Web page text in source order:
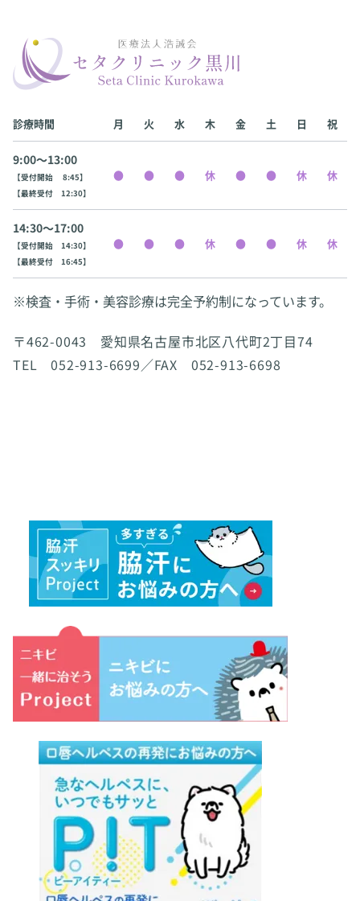
診療時間 月 火 水 木 金 土 日 祝
9:00〜13:00
【受付開始 8:45】
【最終受付 12:30】
14:30〜17:00
【受付開始 14:30】
【最終受付 16:45】
※検査・手術・美容診療は完全予約制になっています。
〒462-0043 愛知県名古屋市北区八代町2丁目74
TEL 052-913-6699／FAX 052-913-6698